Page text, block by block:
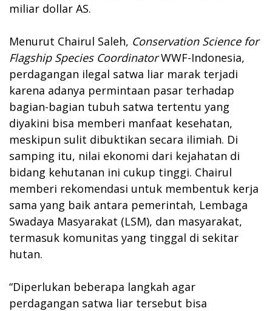
miliar dollar AS.
Menurut Chairul Saleh, Conservation Science for
Flagship Species CoordinatorWWF-Indonesia,
perdagangan ilegal satwa liar marak terjadi
karena adanya permintaan pasar terhadap
bagian-bagian tubuh satwa tertentu yang
diyakini bisa memberi manfaat kesehatan,
meskipun sulit dibuktikan secara ilimiah. Di
samping itu, nilai ekonomi dari kejahatan di
bidang kehutanan ini cukup tinggi. Chairul
memberi rekomendasi untuk membentuk kerja
sama yang baik antara pemerintah, Lembaga
Swadaya Masyarakat (LSM), dan masyarakat,
termasuk komunitas yang tinggal di sekitar
hutan.
“Diperlukan beberapa langkah agar
perdagangan satwa liar tersebut bisa